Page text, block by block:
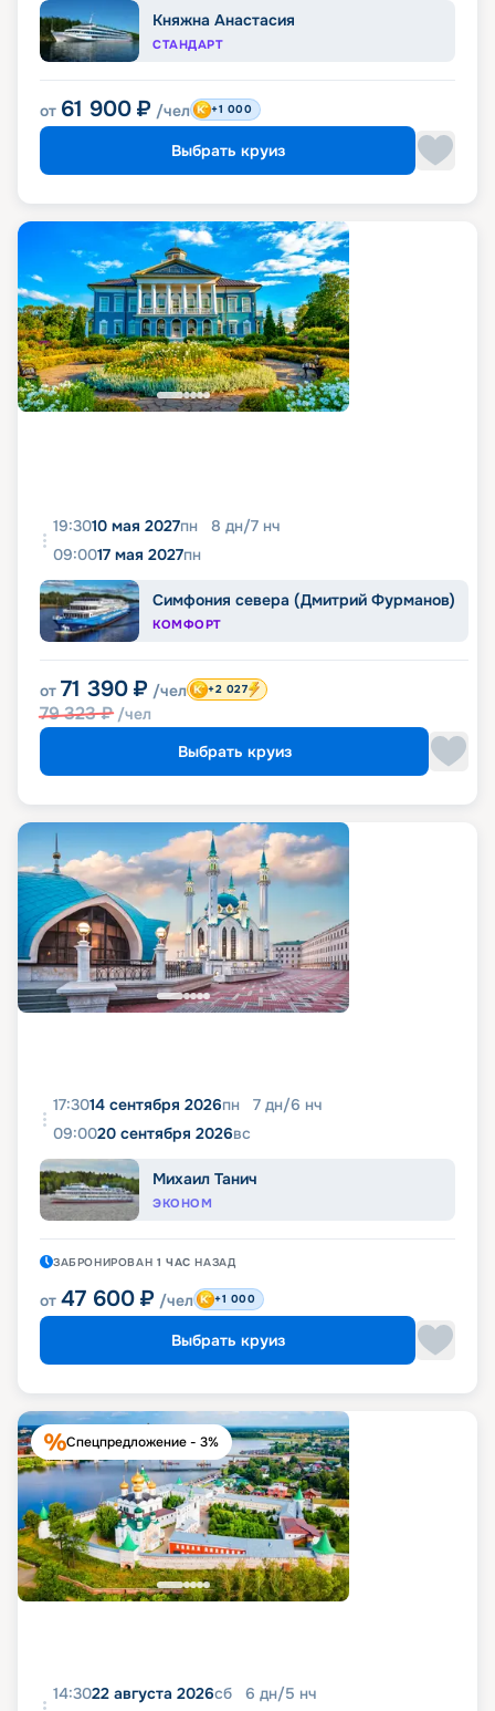
Княжна Анастасия
СТАНДАРТ
от 61 900 ₽ /чел +1 000
Выбрать круиз
19:3010 мая 2027пн 8 дн/7 нч
09:0017 мая 2027пн
Симфония севера (Дмитрий Фурманов)
КОМФОРТ
от 71 390 ₽ /чел
79 323₽ /чел
+2 027
Выбрать круиз
17:3014 сентября 2026пн 7 дн/6 нч
09:0020 сентября 2026вс
Михаил Танич
ЭКОНОМ
ЗАБРОНИРОВАН 1 ЧАС НАЗАД
от 47 600 ₽ /чел +1 000
Выбрать круиз
Спецпредложение - 3%
14:3022 августа 2026сб 6 дн/5 нч